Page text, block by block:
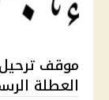
العطلة